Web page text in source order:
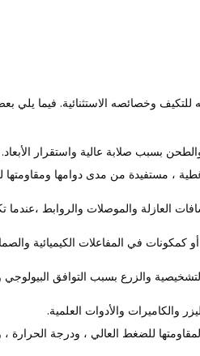
وخصائصه الاستثنائية. فيما يلي
بسبب صلابة عالية واستقرار الأبعاد.
، مستفيدة من مدى دوامها ومقاومتها
العازلة والموصلات والروابط ،عندما
أو كمكونات في المفاعلات الكيميائية
والزرع بسبب التوافق البيولوجي
والكاميرات والأدوات العلمية.
للضغط العالي ، ودرجة الحرارة ،